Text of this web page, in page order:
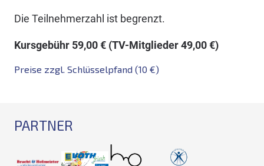
Die Teilnehmerzahl ist begrenzt.
Kursgebühr 59,00 € (TV-Mitglieder 49,00 €)
Preise zzgl. Schlüsselpfand (10 €)
PARTNER